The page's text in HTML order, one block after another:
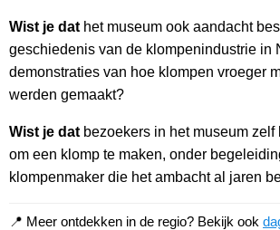
Wist je dat het museum ook aandacht
geschiedenis van de klompenindustrie in
demonstraties van hoe klompen vroeger
werden gemaakt?
Wist je dat bezoekers in het museum zelf
om een klomp te maken, onder
klompenmaker die het ambacht al jaren
📍 Meer ontdekken in de regio? Bekijk ook